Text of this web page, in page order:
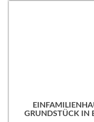
GRUNDSTÜCK IN